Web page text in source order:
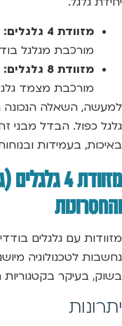
מזוודת 4 גלגלים:
מורכבת מגלגל
מזוודת 8 גלגלים:
מורכבת מצמד
גלגל כפול. הבדל מבני
באיכות, בעמידות
מזוודת 4
והחסרונות
מזוודות עם גלגלים
נחשבות לטכנולוגיה
בשוק, בעיקר בקטגוריות
יתרונות